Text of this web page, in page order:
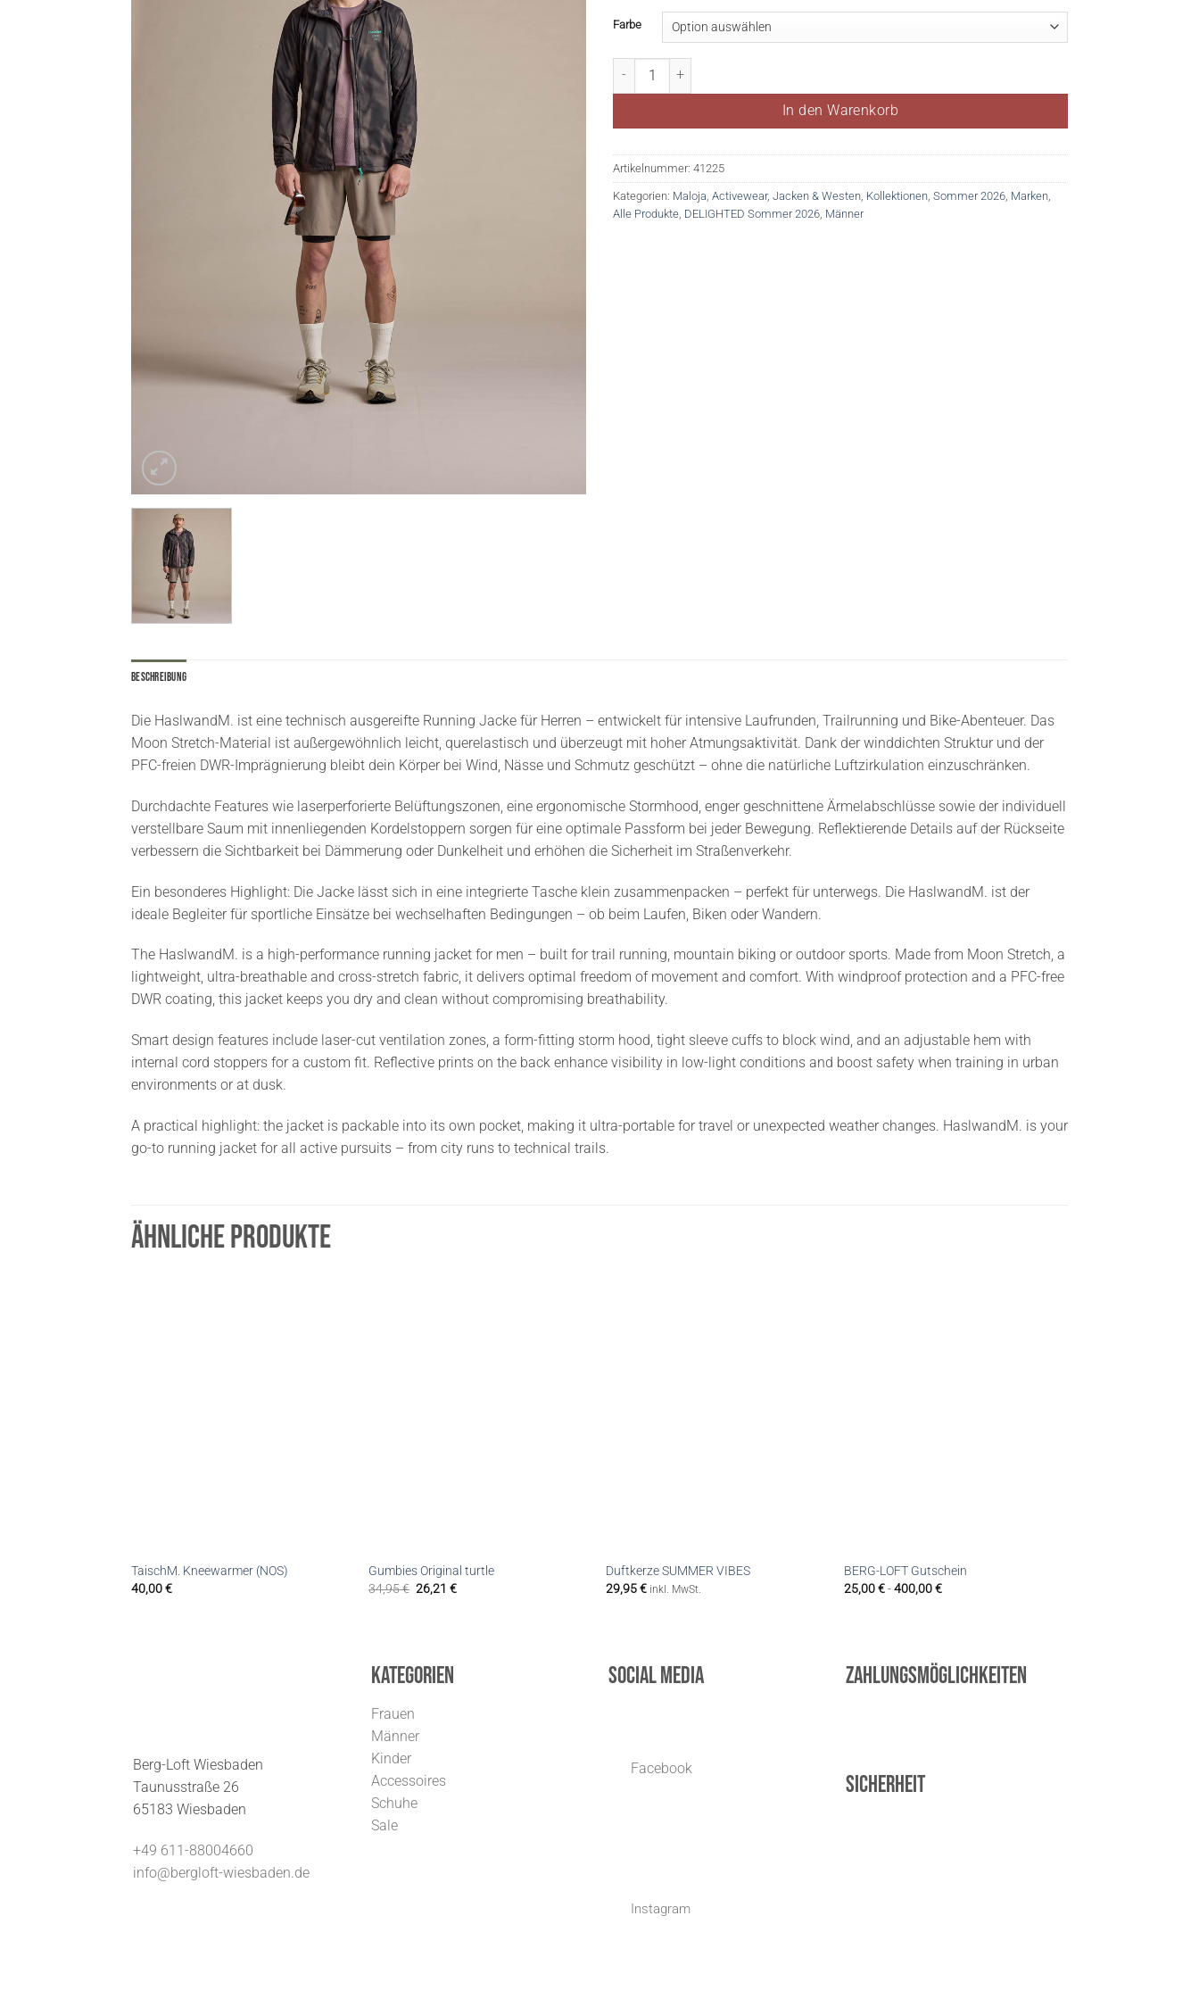
Farbe
HaslwandM. Menge
In den Warenkorb
Artikelnummer: 41225
Kategorien: Maloja Activewear, Jacken & Westen Kollektionen Sommer 2026 Marken
Alle Produkte DELIGHTED Sommer 2026 Männer
Beschreibung
Die HaslwandM. ist eine technisch ausgereifte Running Jacke für Herren – entwickelt für intensive Laufrunden, Trailrunning und Bike-Abenteuer. Das
Moon Stretch-Material ist außergewöhnlich leicht, querelastisch und überzeugt mit hoher Atmungsaktivität. Dank der winddichten Struktur und der
PFC-freien DWR-Imprägnierung bleibt dein Körper bei Wind, Nässe und Schmutz geschützt – ohne die natürliche Luftzirkulation einzuschränken.
Durchdachte Features wie laserperforierte Belüftungszonen, eine ergonomische Stormhood, enger geschnittene Ärmelabschlüsse sowie der individuell
verstellbare Saum mit innenliegenden Kordelstoppern sorgen für eine optimale Passform bei jeder Bewegung. Reflektierende Details auf der Rückseite
verbessern die Sichtbarkeit bei Dämmerung oder Dunkelheit und erhöhen die Sicherheit im Straßenverkehr.
Ein besonderes Highlight: Die Jacke lässt sich in eine integrierte Tasche klein zusammenpacken – perfekt für unterwegs. Die HaslwandM. ist der
ideale Begleiter für sportliche Einsätze bei wechselhaften Bedingungen – ob beim Laufen, Biken oder Wandern.
The HaslwandM. is a high-performance running jacket for men – built for trail running, mountain biking or outdoor sports. Made from Moon Stretch, a
lightweight, ultra-breathable and cross-stretch fabric, it delivers optimal freedom of movement and comfort. With windproof protection and a PFC-free
DWR coating, this jacket keeps you dry and clean without compromising breathability.
Smart design features include laser-cut ventilation zones, a form-fitting storm hood, tight sleeve cuffs to block wind, and an adjustable hem with
internal cord stoppers for a custom fit. Reflective prints on the back enhance visibility in low-light conditions and boost safety when training in urban
environments or at dusk.
A practical highlight: the jacket is packable into its own pocket, making it ultra-portable for travel or unexpected weather changes. HaslwandM. is your
go-to running jacket for all active pursuits – from city runs to technical trails.
ÄHNLICHE PRODUKTE
TaischM. Kneewarmer (NOS)
40,00€
Gumbies Original turtle
34,95€ 26,21€
Duftkerze SUMMER VIBES
29,95€ inkl. MwSt.
BERG-LOFT Gutschein
25,00€-400,00€
Berg-Loft Wiesbaden
Taunusstraße 26
65183 Wiesbaden
+49 611-88004660
info@bergloft-wiesbaden.de
Kategorien
Frauen
Männer
Kinder
Accessoires
Schuhe
Sale
Social Media
Facebook
Instagram
Zahlungsmöglichkeiten
Sicherheit